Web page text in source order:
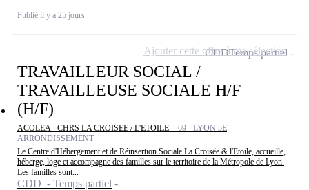
Publié il y a 25 jours
TRAVAILLEUR SOCIAL /
TRAVAILLEUSE SOCIALE H/F
(H/F)
ACOLEA - CHRS LA CROISEE / L'ETOILE - 69 - LYON 5E
ARRONDISSEMENT
Le Centre d'Hébergement et de Réinsertion Sociale La Croisée & l'Etoile, accueille,
héberge, loge et accompagne des familles sur le territoire de la Métropole de Lyon.
Les familles sont...
CDD - Temps partiel
CDDTemps partiel
Ajouter cette offre à ma sélection